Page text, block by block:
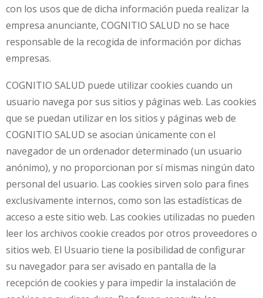
con los usos que de dicha información pueda realizar la
empresa anunciante, COGNITIO SALUD no se hace
responsable de la recogida de información por dichas
empresas.
COGNITIO SALUD puede utilizar cookies cuando un
usuario navega por sus sitios y páginas web. Las cookies
que se puedan utilizar en los sitios y páginas web de
COGNITIO SALUD se asocian únicamente con el
navegador de un ordenador determinado (un usuario
anónimo), y no proporcionan por sí mismas ningún dato
personal del usuario. Las cookies sirven solo para fines
exclusivamente internos, como son las estadísticas de
acceso a este sitio web. Las cookies utilizadas no pueden
leer los archivos cookie creados por otros proveedores o
sitios web. El Usuario tiene la posibilidad de configurar
su navegador para ser avisado en pantalla de la
recepción de cookies y para impedir la instalación de